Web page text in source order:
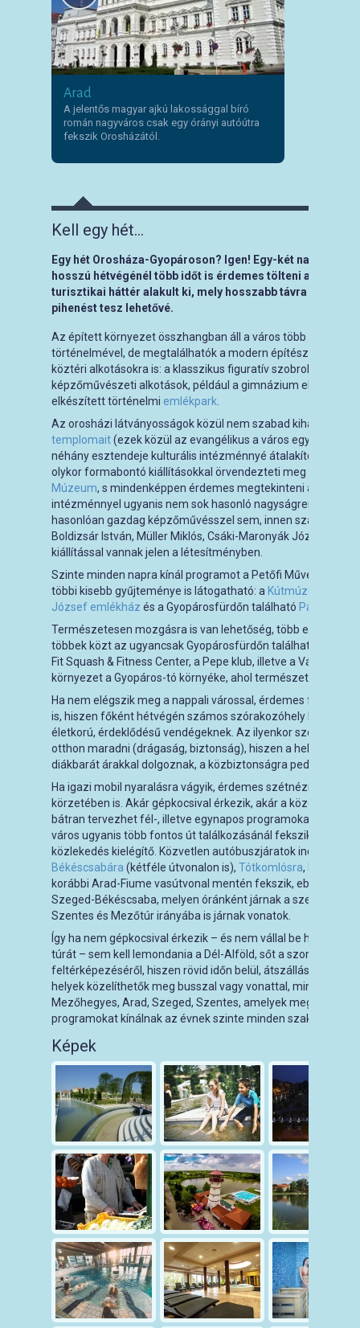
Arad
A jelentős magyar ajkú lakossággal bíró
román nagyváros csak egy órányi autóútra
fekszik Orosházától.
Kell egy hét…
Egy hét Orosháza-Gyopároson? Igen! Egy-két napnál,
hosszú hétvégénél több időt is érdemes tölteni az Alföld
turisztikai háttér alakult ki, mely hosszabb távra is
pihenést tesz lehetővé.
Az épített környezet összhangban áll a város több mint két
történelmével, de megtalálhatók a modern építészet
köztéri alkotásokra is: a klasszikus figuratív szobrok mellett
képzőművészeti alkotások, például a gimnázium előtti,
elkészített történelmi emlékpark
Az orosházi látványosságok közül nem szabad kihagyni
templomait(ezek közül az evangélikus a város egyetlen
néhány esztendeje kulturális intézménnyé átalakított
olykor formabontó kiállításokkal örvendezteti meg az
Múzeum, s mindenképpen érdemes megtekinteni a
intézménnyel ugyanis nem sok hasonló nagyságrendű
hasonlóan gazdag képzőművésszel sem, innen származott
Boldizsár István, Müller Miklós, Csáki-Maronyák József – ők
kiállítással vannak jelen a létesítményben.
Szinte minden napra kínál programot a Petőfi Művelődési
többi kisebb gyűjteménye is látogatható: a Kútmúzeum
József emlékház és a Gyopárosfürdőn található Panoráma
Természetesen mozgásra is van lehetőség, több
többek közt az ugyancsak Gyopárosfürdőn található
Fit Squash & Fitness Center, a Pepe klub, illetve a Városi
környezet a Gyopáros-tó környéke, ahol természetesen
Ha nem elégszik meg a nappali várossal, érdemes
is, hiszen főként hétvégén számos szórakozóhely kínálja
életkorú, érdeklődésű vendégeknek. Az ilyenkor szokásos
otthon maradni (drágaság, biztonság), hiszen a helyi
diákbarát árakkal dolgoznak, a közbiztonságra pedig ezen a
Ha igazi mobil nyaralásra vágyik, érdemes szétnézni a
körzetében is. Akár gépkocsival érkezik, akár a közösségi
bátran tervezhet fél-, illetve egynapos programokat a közeli
város ugyanis több fontos út találkozásánál fekszik, így
közlekedés kielégítő. Közvetlen autóbuszjáratok indulnak
Békéscsabára (kétféle útvonalon is), Tótkomlósra,
korábbi Arad-Fiume vasútvonal mentén fekszik, ebből a
Szeged-Békéscsaba, melyen óránként járnak a
Szentes és Mezőtúr irányába is járnak vonatok.
Így ha nem gépkocsival érkezik – és nem vállal be hosszabb
túrát – sem kell lemondania a Dél-Alföld, sőt a szomszédos
feltérképezéséről, hiszen rövid időn belül, átszállás nélkül,
helyek közelíthetők meg busszal vagy vonattal, mint
Mezőhegyes, Arad, Szeged, Szentes, amelyek
programokat kínálnak az évnek szinte minden szakában.
Képek